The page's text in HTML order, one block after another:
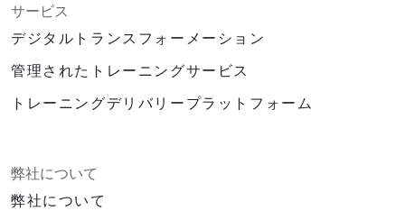
サービス
デジタルトランスフォーメーション
管理されたトレーニングサービス
トレーニングデリバリープラットフォーム
弊社について
弊社について